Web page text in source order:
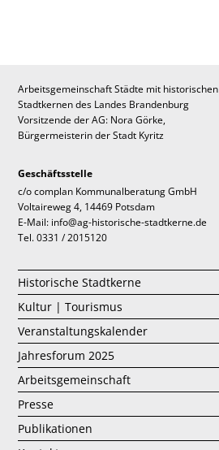
Arbeitsgemeinschaft Städte mit historischen
Stadtkernen des Landes Brandenburg
Vorsitzende der AG: Nora Görke,
Bürgermeisterin der Stadt Kyritz
Geschäftsstelle
c/o complan Kommunalberatung GmbH
Voltaireweg 4, 14469 Potsdam
E-Mail: info@ag-historische-stadtkerne.de
Tel. 0331 / 2015120
Historische Stadtkerne
Kultur | Tourismus
Veranstaltungskalender
Jahresforum 2025
Arbeitsgemeinschaft
Presse
Publikationen